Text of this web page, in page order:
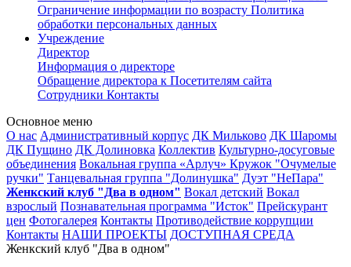
Ограничение информации по возрасту Политика
обработки персональных данных
Учреждение
Директор
Информация о директоре
Обращение директора к Посетителям сайта
Сотрудники Контакты
Основное меню
О нас Административный корпус ДК Мильково ДК Шаромы
ДК Пущино ДК Долиновка Коллектив Культурно-досуговые
объединения Вокальная группа «Арлуч» Кружок "Очумелые
ручки" Танцевальная группа "Долинушка" Дуэт "НеПара"
Женкский клуб "Два в одном" Вокал детский Вокал
взрослый Познавательная программа "Исток" Прейскурант
цен Фотогалерея Контакты Противодействие коррупции
Контакты НАШИ ПРОЕКТЫ ДОСТУПНАЯ СРЕДА
Женкский клуб "Два в одном"